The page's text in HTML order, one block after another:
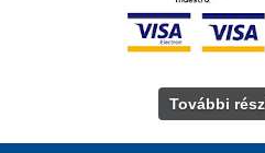
További